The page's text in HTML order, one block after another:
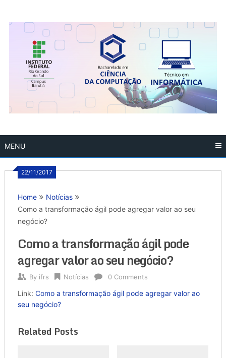
MENU
22/11/2017
Home
Notícias
Como a transformação ágil pode agregar valor ao seu
negócio?
Como a transformação ágil pode
agregar valor ao seu negócio?
By ifrs Notícias 0 Comments
Link: Como a transformação ágil pode agregar valor ao
seu negócio?
Related Posts